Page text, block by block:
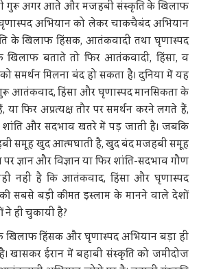
गुरू अगर आते और मजहबी संस्कृति के खिलाफ
अभियान को लेकर चाकचैबंद अभियान
के खिलाफ हिंसक, आतंकवादी तथा घृणास्पद
बताते तो फिर आतंकवादी, हिंसा, व
समर्थन मिलना बंद हो सकता है। दुनिया में यह
आतंकवाद, हिंसा और घृणास्पद मानसिकता के
फिर अप्रत्यक्ष तौर पर समर्थन करने लगते हैं,
और सदभाव खतरे में पड़ जाती है। जबकि
समूह खुद आत्मघाती है, खुद बंद मजहबी समूह
ज्ञान और विज्ञान या फिर शांति-सदभाव गौण
नहीं है कि आतंकवाद, हिंसा और घृणास्पद
सबसे बड़ी कीमत इस्लाम के मानने वाले देशों
ही चुकायी है?
हिंसक और घृणास्पद अभियान बड़ा ही
खासकर ईरान में बहाबी संस्कृति को जमींदोज